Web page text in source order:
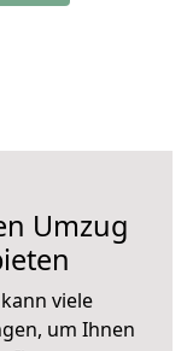
Umzug
viele
um Ihnen